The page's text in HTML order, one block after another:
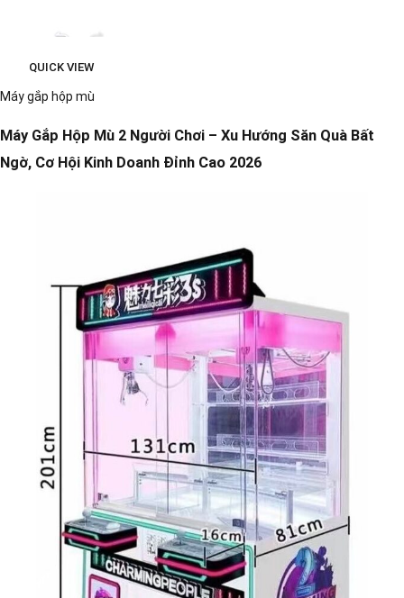
QUICK VIEW
Máy gắp hộp mù
Máy Gắp Hộp Mù 2 Người Chơi – Xu Hướng Săn Quà Bất
Ngờ, Cơ Hội Kinh Doanh Đỉnh Cao 2026